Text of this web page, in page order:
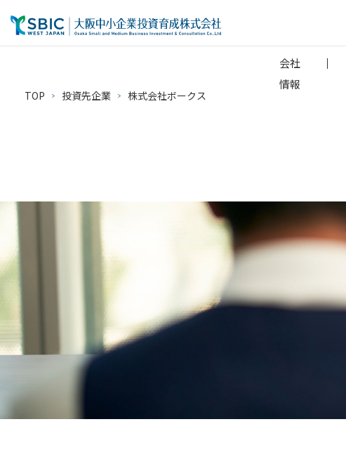
会社
情報
TOP 投資先企業 株式会社ボークス